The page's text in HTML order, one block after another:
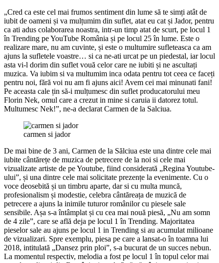
„Cred ca este cel mai frumos sentiment din lume să te simți atât de
iubit de oameni și va mulțumim din suflet, atat eu cat și Jador, pentru
ca ati adus colaborarea noastra, intr-un timp atat de scurt, pe locul 1
în Trending pe YouTube România și pe locul 25 în lume. Este o
realizare mare, nu am cuvinte, și este o multumire sufleteasca ca am
ajuns la sufletele voastre… si ca ne-ati urcat pe un piedestal, iar locul
asta vi-l dorim din suflet vouă celor care ne iubiti și ne ascultați
muzica. Va iubim si va multumim inca odata pentru tot ceea ce faceți
pentru noi, fără voi nu am fi ajuns aici! Avem cei mai minunati fani!
Pe aceasta cale țin să-i mulțumesc din suflet producatorului meu
Florin Nek, omul care a crezut in mine si caruia ii datorez totul.
Multumesc Nek!”, ne-a declarat Carmen de la Salciua.
carmen si jador
De mai bine de 3 ani, Carmen de la Sălciua este una dintre cele mai
iubite cântărețe de muzica de petrecere de la noi si cele mai
vizualizate artiste de pe Youtube, fiind considerată „Regina Youtube-
ului”, și una dintre cele mai solicitate prezențe la evenimente. Cu o
voce deosebită și un timbru aparte, dar si cu multa muncă,
profesionalism și modestie, celebra cântăreața de muzică de
petrecere a ajuns la inimile tuturor românilor cu piesele sale
sensibile. Așa s-a întâmplat și cu cea mai nouă piesă, „Nu am somn
de 4 zile”, care se află deja pe locul 1 în Trending. Majoritatea
pieselor sale au ajuns pe locul 1 in Trending si au acumulat milioane
de vizualizari. Spre exemplu, piesa pe care a lansat-o în toamna lui
2018, intitulată „Dansez prin ploi”, s-a bucurat de un succes nebun.
La momentul respectiv, melodia a fost pe locul 1 în topul celor mai